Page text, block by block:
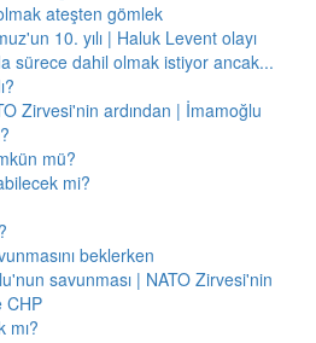
ateşten gömlek
10. yılı | Haluk Levent olayı
sürece dahil olmak istiyor ancak...
Zirvesi'nin ardından | İmamoğlu
mü?
mi?
beklerken
savunması | NATO Zirvesi'nin
CHP
mı?